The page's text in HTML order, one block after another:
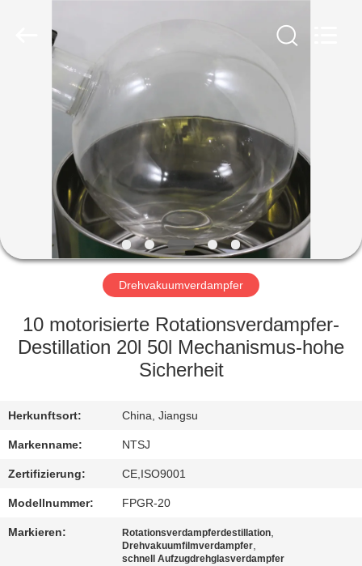
HAUS
PRODUKTE
ÜBER
FABRIK-
AUSFLUG
QUALITÄTSKONTROLLE
SIE
MIT
UNS
IN
VERBINDUNG
Drehvakuumverdampfer
10 motorisierte Rotationsverdampfer-
Destillation 20l 50l Mechanismus-hohe
Sicherheit
Herkunftsort: China, Jiangsu
Markenname: NTSJ
Zertifizierung: CE,ISO9001
Modellnummer: FPGR-20
Markieren: Rotationsverdampferdestillation,
Drehvakuumfilmverdampfer,
schnell Aufzugdrehglasverdampfer